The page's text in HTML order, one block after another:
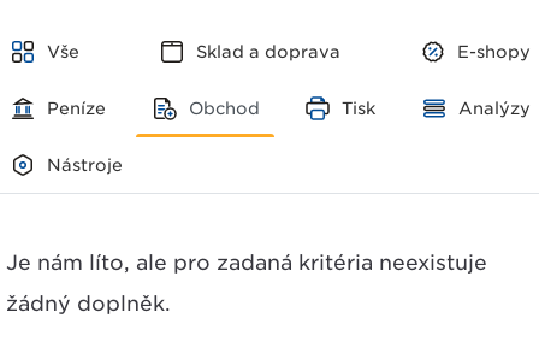
Vše Sklad a doprava E-shopy
Peníze Obchod Tisk Analýzy
Nástroje
Je nám líto, ale pro zadaná kritéria neexistuje
žádný doplněk.